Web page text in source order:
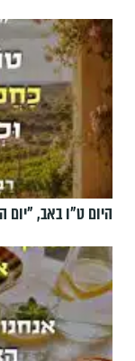
היום ט"ו באב,